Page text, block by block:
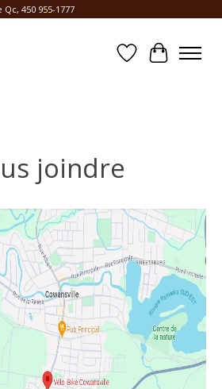
450 955-1777
Liste dePanier
joindre